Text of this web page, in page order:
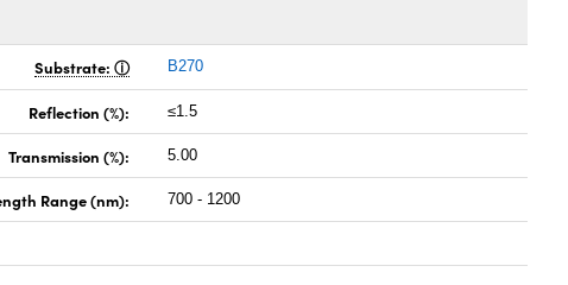
Substrate: B270
Reflection (%): ≤1.5
Transmission (%): 5.00
Range (nm): 700 - 1200